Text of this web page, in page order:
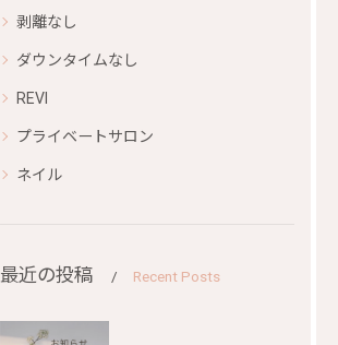
剥離なし
ダウンタイムなし
REVI
プライベートサロン
ネイル
最近の投稿 Recent Posts